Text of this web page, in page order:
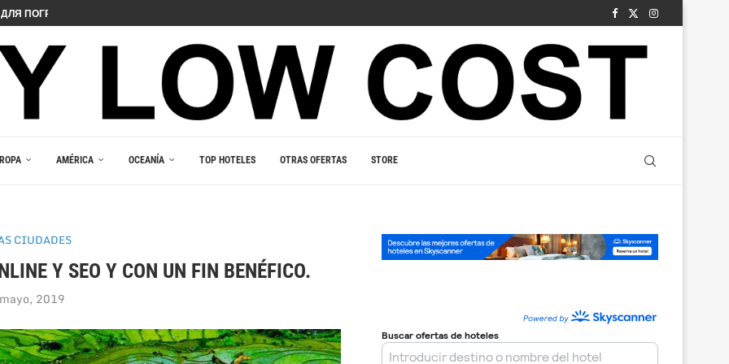
ПОГРУЖЕНИЯ В ИГРОВОЙ...
AMÉRICA OCEANÍA TOP HOTELES OTRAS OFERTAS STORE
CIUDADES
Y SEO Y CON UN FIN BENÉFICO.
2019